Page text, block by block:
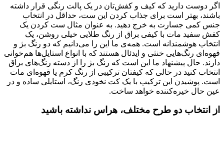
اگر دوست دارید که کیف و کفش‌تان در یک پالت رنگی قرار داشته
باشند، بهتر است برای جذاب کردن این ست، حداقل در انتخاب
جنس کمی جسارت به خرج دهید. به عنوان مثال ست کردن یک
کفش سفید مات با کیفی براق از رنگ طلایی خیلی روشن، یک
انتخاب هوشمندانه است. همه‌ی ما این را می‌دانیم که دو رنگ بژ و
قهوه‌ای رنگ‌هایی خنثی و ایدئال هستند که با انواع استایل‌ها هم‌خوانی
دارند. حال پیشنهاد ما این است که رنگ بژ را از دسته رنگ‌های براق
انتخاب کنید در حالی که کیفتان ترکیبی از رنگ کرم یا قهوه‌ای مات
است. پوشیدن این ترکیب با یک کت نخودی رنگ، استایلی ساده و در
عین حال خیره‌کننده خواهد ساخت.
از انتخاب دو طرح مختلف، هراس نداشته باشید